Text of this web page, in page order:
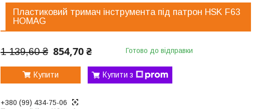
Пластиковий тримач інструмента під патрон HSK F63
HOMAG
1 139,60 ₴ 854,70 ₴ Готово до відправки
Купити Купити з
+380 (99) 434-75-06